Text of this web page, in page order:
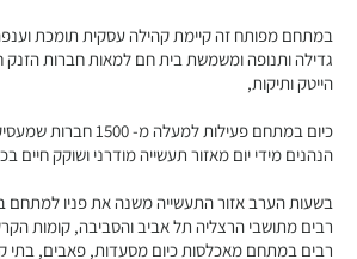
במתחם מפותח זה קיימת קהילה עסקית תומכת
גדילה ותנופה ומשמשת בית חם למאות חברות הזנק
הייטק ותיקות,
כיום במתחם פעילות
הנהנים מידי יום מאזור תעשייה מודרני ושוקק חיים
בשעות הערב אזור התעשייה משנה את פניו למתחם
רבים מתושבי הרצליה תל אביב והסביבה, קומות
רבים במתחם מאכלסות כיום מסעדות, פאבים, בתי